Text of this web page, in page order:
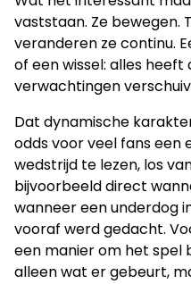
vaststaan. Ze bewegen.
veranderen ze continu.
of een wissel: alles
verwachtingen
Dat dynamische
odds voor veel fans een
wedstrijd te lezen, los
bijvoorbeeld direct
wanneer een underdog
vooraf werd gedacht.
een manier om het
alleen wat er gebeurt,